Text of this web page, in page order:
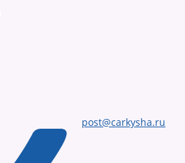
post@carkysha.ru